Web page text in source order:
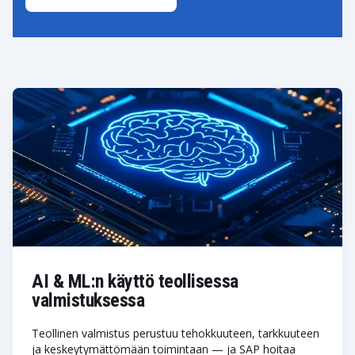
Resurssien optimaalinen kohdistaminen.
Varastotoimintojen reaaliaikainen seuranta.
(SAP IBP)
SHOW MORE
AI & ML:n käyttö teollisessa
valmistuksessa
Teollinen valmistus perustuu tehokkuuteen, tarkkuuteen
ja keskeytymättömään toimintaan — ja SAP hoitaa